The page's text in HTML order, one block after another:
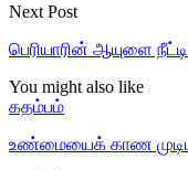
Next Post
பெரியாரின் ஆயுளை
You might also like
கதம்பம்
உண்மையைக் காண